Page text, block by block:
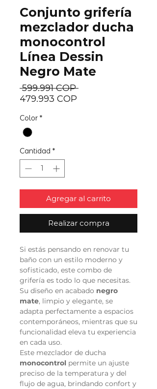
Conjunto grifería
mezclador ducha
monocontrol
Línea Dessin
Negro Mate
599.991 COP Precio
479.993 COP
Color *
Cantidad *
Agregar al carrito
Realizar compra
Si estás pensando en renovar tu
baño con un estilo moderno y
sofisticado, este combo de
grifería es todo lo que necesitas.
Su diseño en acabado negro
mate, limpio y elegante, se
adapta perfectamente a espacios
contemporáneos, mientras que su
funcionalidad eleva tu experiencia
en cada uso.
Este mezclador de ducha
monocontrol permite un ajuste
preciso de la temperatura y del
flujo de agua, brindando confort y